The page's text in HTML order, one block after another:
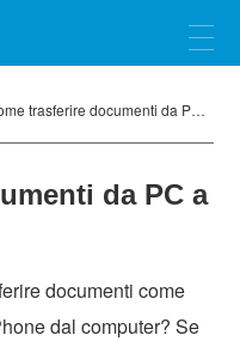
trasferire documenti da PC a iPhone
da PC a
documenti come
dal computer? Se